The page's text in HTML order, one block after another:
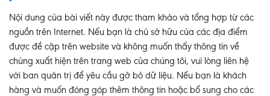
Nội dung của bài viết này được tham khảo và tổng hợp từ các
nguồn trên Internet. Nếu bạn là chủ sở hữu của các địa điểm
được đề cập trên website và không muốn thấy thông tin về
chúng xuất hiện trên trang web của chúng tôi, vui lòng liên hệ
với ban quản trị để yêu cầu gỡ bỏ dữ liệu. Nếu bạn là khách
hàng và muốn đóng góp thêm thông tin hoặc bổ sung cho các